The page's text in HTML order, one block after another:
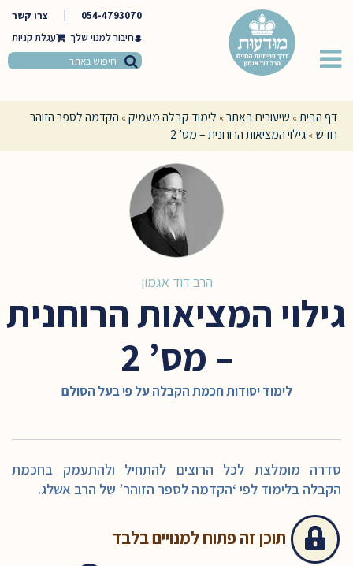
054-4793070
צרו קשר
חיבור למנוי שלך
דף הבית» שיעורים באתר» לימוד קבלה מעמיק» הקדמה לספר הזוהר
חדש » גילוי המציאות הרוחנית – מס’ 2
הרב דוד אגמון
גילוי המציאות הרוחנית
– מס’ 2
לימוד יסודות חכמת הקבלה על פי בעל הסולם
סדרה מומלצת לכל הרוצים להתחיל ולהתעמק בחכמת
הקבלה בלימוד לפי ‘הקדמה לספר הזוהר’ של הרב אשלג.
תוכן זה פתוח למנויים בלבד